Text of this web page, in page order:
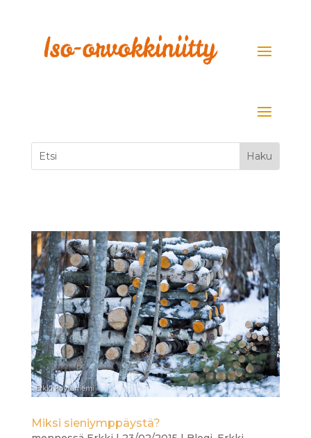
Miksi sieniymppäystä?